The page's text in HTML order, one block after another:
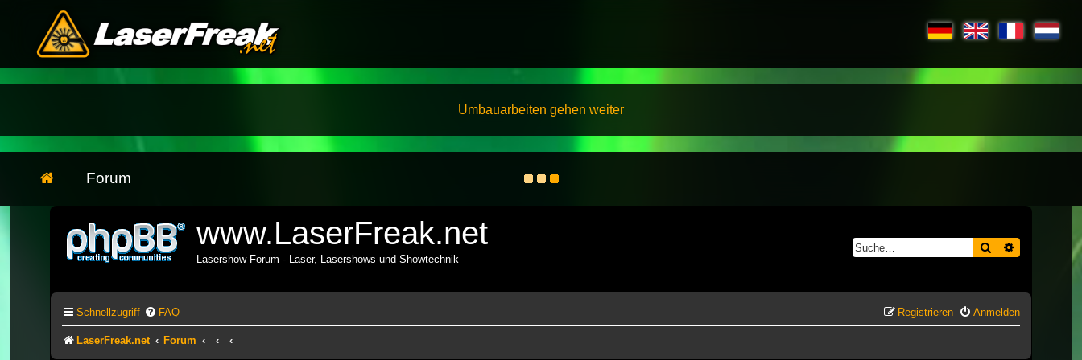
Umbauarbeiten gehen weiter
Forum
www.LaserFreak.net
Lasershow Forum - Laser, Lasershows und Showtechnik
Suche Erweiterte
Schnellzugriff FAQ Anmelden
Registrieren
LaserFreak.net Forum